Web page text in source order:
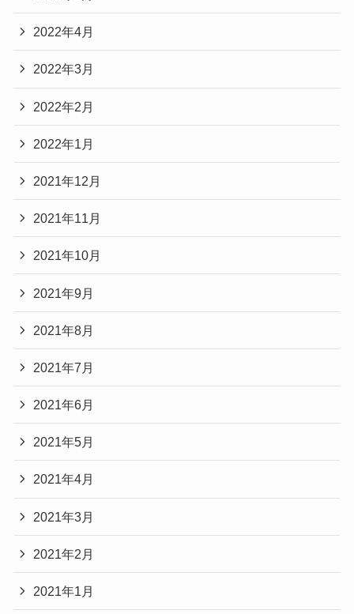
2022年4月
2022年3月
2022年2月
2022年1月
2021年12月
2021年11月
2021年10月
2021年9月
2021年8月
2021年7月
2021年6月
2021年5月
2021年4月
2021年3月
2021年2月
2021年1月